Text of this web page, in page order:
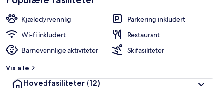
Kjæledyrvennlig
Parkering inkludert
Wi-fi inkludert
Restaurant
Barnevennlige aktiviteter
Skifasiliteter
Vis alle
Hovedfasiliteter (12)